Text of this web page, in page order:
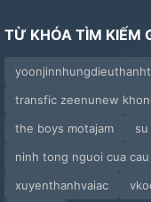
TỪ KHÓA TÌM KIẾM
transfic zeenunew
the boys motajam
ninh tong nguoi cua
xuyenthanhvaiac